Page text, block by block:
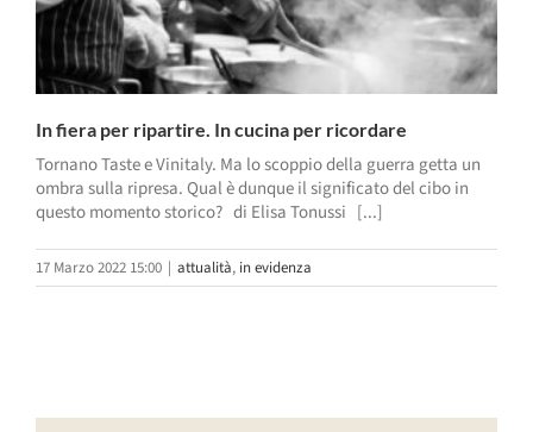
In fiera per ripartire. In cucina per ricordare
Tornano Taste e Vinitaly. Ma lo scoppio della guerra getta un
ombra sulla ripresa. Qual è dunque il significato del cibo in
questo momento storico? di Elisa Tonussi [...]
17 Marzo 2022 15:00 | attualità, in evidenza